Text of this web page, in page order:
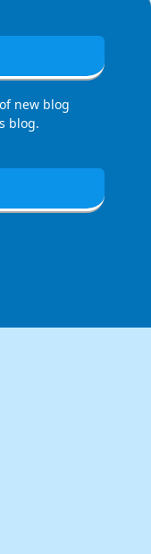
new blog
blog.